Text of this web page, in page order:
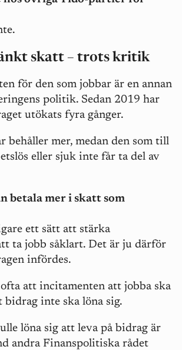
skatt – trots kritik
för den som jobbar är en annan
politik. Sedan 2019 har
utökats fyra gånger.
behåller mer, medan den som till
eller sjuk inte får ta del av
betala mer i skatt som
ett sätt att stärka
ta jobb såklart. Det är ju därför
infördes.
att incitamenten att jobba ska
bidrag inte ska löna sig.
löna sig att leva på bidrag är
andra Finanspolitiska rådet